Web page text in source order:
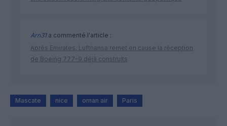
Arn31a commenté l'article :
Après Emirates, Lufthansa remet en cause la réception
de Boeing 777-9 déjà construits
Mascate nice oman air Paris